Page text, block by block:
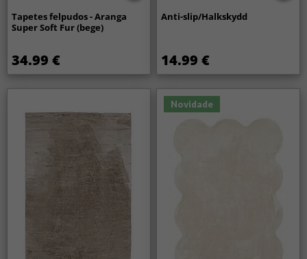
Tapetes felpudos - Aranga
Super Soft Fur (bege)
34.99 €
Anti-slip/Halkskydd
14.99 €
Novidade